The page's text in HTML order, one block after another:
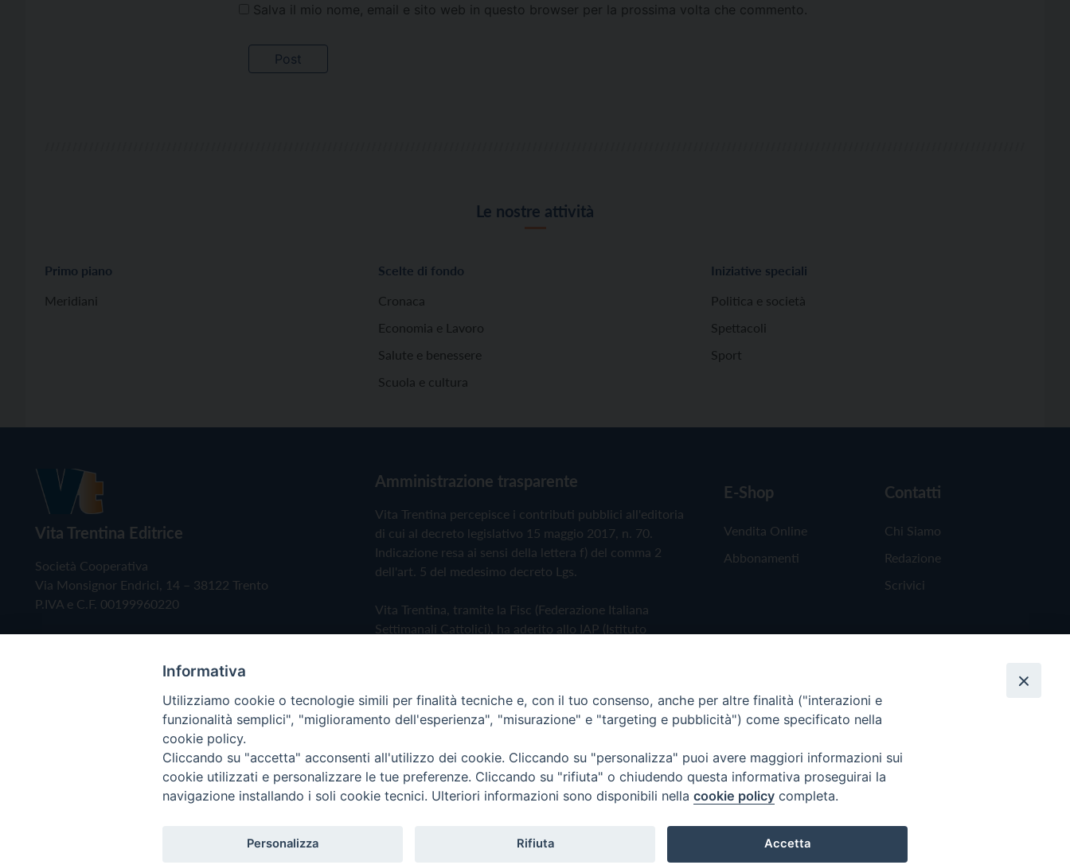
Salva il mio nome, email e sito web in questo browser per la prossima volta che commento.
Le nostre attività
Primo piano
Meridiani
Scelte di fondo
Cronaca
Economia e Lavoro
Salute e benessere
Scuola e cultura
Iniziative speciali
Politica e società
Spettacoli
Sport
Vita Trentina Editrice
Società Cooperativa
Via Monsignor Endrici, 14 – 38122 Trento
P.IVA e C.F. 00199960220
Amministrazione trasparente
Vita Trentina percepisce i contributi pubblici all'editoria
di cui al decreto legislativo 15 maggio 2017, n. 70.
Indicazione resa ai sensi della lettera f) del comma 2
dell'art. 5 del medesimo decreto Lgs.
Vita Trentina, tramite la Fisc (Federazione Italiana
Settimanali Cattolici), ha aderito allo IAP (Istituto
Privacy Policy Cookie Policy
E-Shop
Vendita Online
Abbonamenti
Contatti
Chi Siamo
Redazione
Scrivici
Copyright © 2019 - Tutti i diritti riservati - Vita Trentina Editrice
Informativa
Utilizziamo cookie o tecnologie simili per finalità tecniche e, con il tuo consenso, anche per altre finalità ("interazioni e
funzionalità semplici", "miglioramento dell'esperienza", "misurazione" e "targeting e pubblicità") come specificato nella
cookie policy.
Cliccando su "accetta" acconsenti all'utilizzo dei cookie. Cliccando su "personalizza" puoi avere maggiori informazioni sui
cookie utilizzati e personalizzare le tue preferenze. Cliccando su "rifiuta" o chiudendo questa informativa proseguirai la
navigazione installando i soli cookie tecnici. Ulteriori informazioni sono disponibili nella cookie policy completa.
Personalizza Rifiuta Accetta